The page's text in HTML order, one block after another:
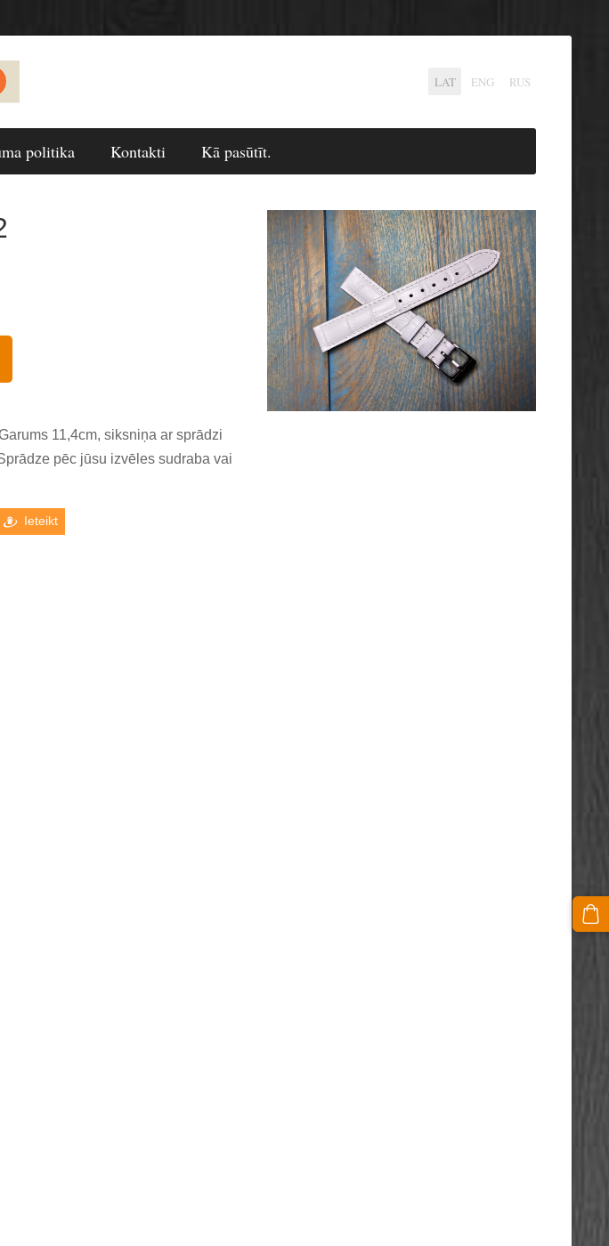
LAT ENG RUS
politika Kontakti Kā pasūtīt.
11,4cm, siksniņa ar sprādzi
pēc jūsu izvēles sudraba vai
Ieteikt